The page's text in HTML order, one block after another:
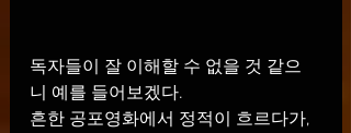
독자들이 잘 이해할 수 없을 것 같으
니 예를 들어보겠다.
흔한 공포영화에서 정적이 흐르다가,